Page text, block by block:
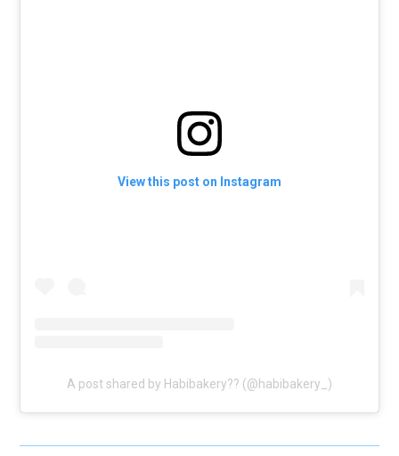
View this post on Instagram
A post shared by Habibakery?? (@habibakery_)